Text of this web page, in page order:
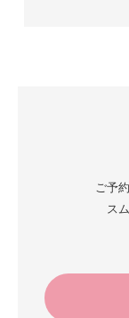
ご予
ス